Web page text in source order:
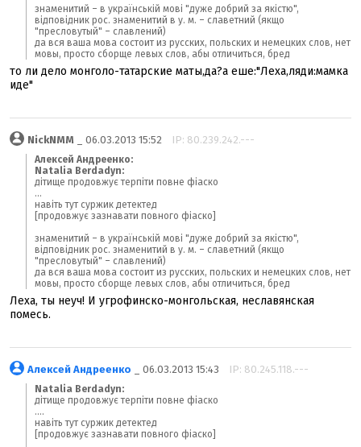
знаменитий – в українській мові "дуже добрий за якістю",
відповідник рос. знаменитий в у. м. – славетний (якщо
"пресловутый" – славлений)
да вся ваша мова состоит из русских, польских и немецких слов, нет
мовы, просто сборще левых слов, абы отличиться, бред
то ли дело монголо-татарские маты,да?а еше:"Леха,ляди:мамка
иде"
NickNMM _ 06.03.2013 15:52 IP: 80.239.242.---
Алексей Андреенко:
Natalia Berdadyn:
дітище продовжує терпіти повне фіаско
...
навіть тут суржик детектед
[продовжує зазнавати повного фіаско]
знаменитий – в українській мові "дуже добрий за якістю",
відповідник рос. знаменитий в у. м. – славетний (якщо
"пресловутый" – славлений)
да вся ваша мова состоит из русских, польских и немецких слов, нет
мовы, просто сборще левых слов, абы отличиться, бред
Леха, ты неуч! И угрофинско-монгольская, неславянская
помесь.
Алексей Андреенко _ 06.03.2013 15:43 IP: 80.245.118.---
Natalia Berdadyn:
дітище продовжує терпіти повне фіаско
....
навіть тут суржик детектед
[продовжує зазнавати повного фіаско]